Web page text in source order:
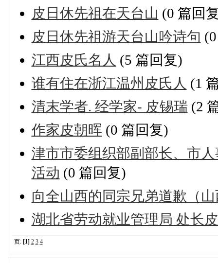
皮日休先祖在天台山 (0 篇回
皮日休先祖游天台山吟诗句
江西皮氏名人 (5 篇回复)
谁有住在浙江温州皮氏人 (1
清末学者. 经学家- 皮锡瑞 (2
作家皮朝晖 (0 篇回复)
津市市委组织部副部长、市
活动 (0 篇回复)
向全山西的同宗兄弟道歉（
湖北省劳动就业管理局 处长
页: [1] 2 3 4